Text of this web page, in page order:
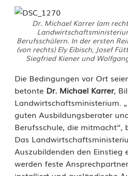
l
c
n
i
c
h
t
Dr. Michael Karrer (am
Berufsschülern. In der ersten
(von rechts) Ely Eibisch, Josef
Siegfried Kiener und
Die Bedingungen vor Ort
betonte Dr. Michael Karrer,
Landwirtschaftsministerium.
guten Ausbildungsberater
Berufsschule, die mitmacht“,
Das
Auszubildenden den Einstieg
werden feste